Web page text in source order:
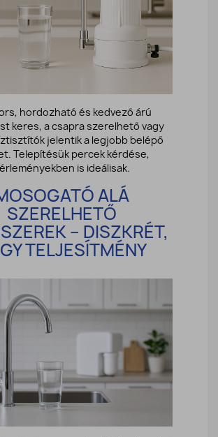
hordozható és kedvező árú
keres, a csapra szerelhető vagy
jelentik a legjobb belépő
Telepítésük percek kérdése,
is ideálisak.
ALÁ
SZERELHETŐ
– DISZKRÉT,
TELJESÍTMÉNY